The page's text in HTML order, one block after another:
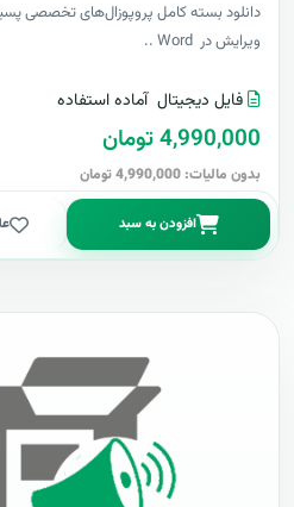
دانلود بسته کامل پروپوزال‌های تخصصی
ویرایش در Word ..
فایل دیجیتال آماده استفاده
4,990,000 تومان
بدون مالیات: 4,990,000 تومان
افزودن به سبد